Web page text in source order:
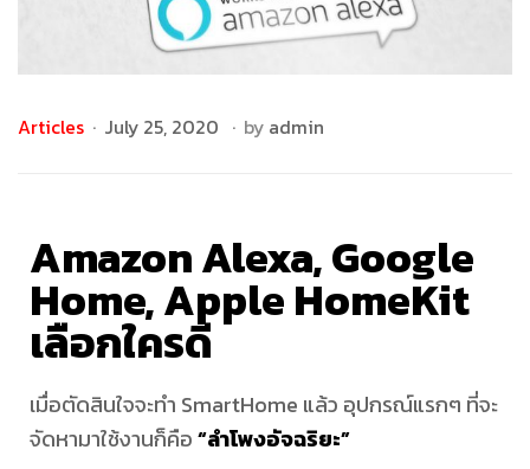
ผู้
บ้าน
อัจฉริยะ
ให้
คำ
Articles July 25, 2020 by admin
Amazon Alexa, Google
Home, Apple HomeKit
เลือกใครดี
เมื่อตัดสินใจจะทำ SmartHome แล้ว อุปกรณ์แรกๆ ที่จะ
จัดหามาใช้งานก็คือ“ลำโพงอัจฉริยะ”